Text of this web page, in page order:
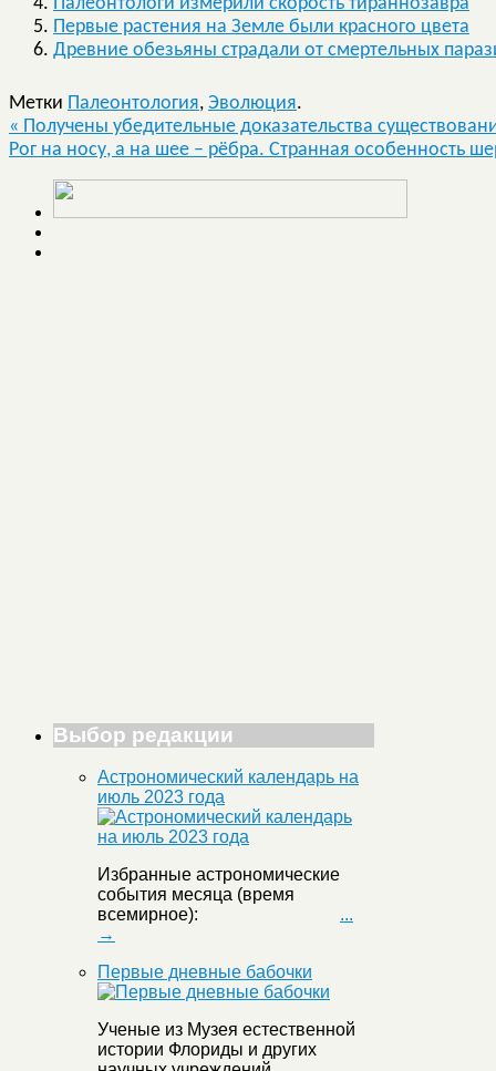
Первые растения на Земле были красного цвета
Древние обезьяны страдали от смертельных
Метки Палеонтология, Эволюция.
« Получены убедительные доказательства
Рог на носу, а на шее – рёбра. Странная особенность
Выбор редакции
Астрономический календарь на
июль 2023 года
Избранные астрономические
события месяца (время
всемирное): ...
→
Первые дневные бабочки
Ученые из Музея естественной
истории Флориды и других